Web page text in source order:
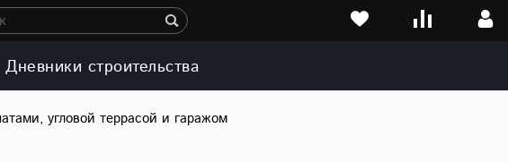
Дневники строительства
угловой террасой и гаражом